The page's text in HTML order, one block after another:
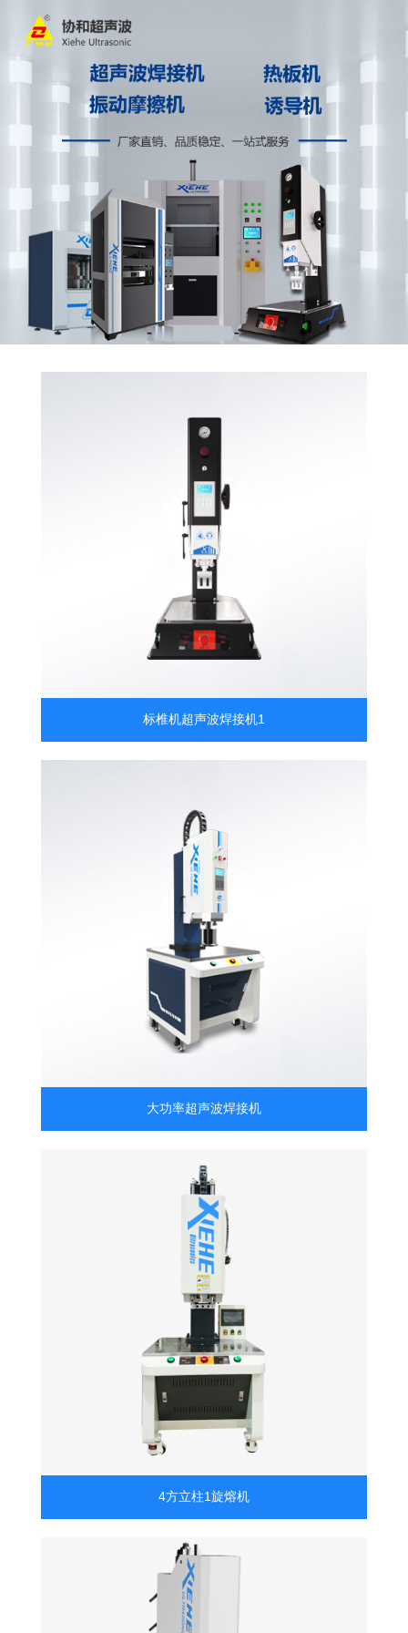
标椎机超声波焊接机1
大功率超声波焊接机
4方立柱1旋熔机